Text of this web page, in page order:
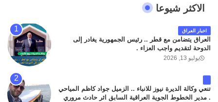
الاكثر شيوعا
اخبار العراق
العراق يتضامن مع قطر .. رئيس الجمهورية يغادر إلى
الدوحة لتقديم واجب العزاء .
يوليو 13, 2026
تنعي وكالة الديرة نيوز للانباء .. الزميل جواد كاظم المياحي
. مدير الخطوط الجوية العراقية السابق اثر حادث مروري